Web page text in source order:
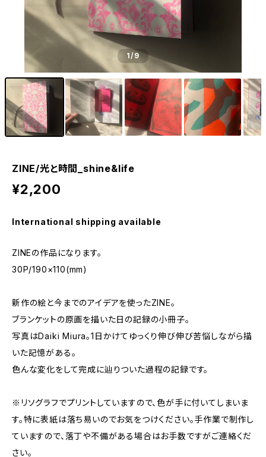
1/9
ZINE/光と時間_shine&life
¥2,200
International shipping available
ZINEの作品になります。
30P/190×110(mm)
新作の絵と今までのアイデアを使ったZINE。
ブランケットの原画を描いた日の記録の小冊子。
写真はDaiki Miura。1日かけてゆっくり伸び伸び苦悩しながら描
いた記憶がある。
色んな変化をして完成に辿りついた過程の記録です。
※リソグラフでプリントしていますので、色が手に付いてしまいま
す。特に表紙は落ち易いのでお気をつけください。手作業で制作し
ていますので、落丁や不備がある場合はお手数ですがご連絡くだ
さい。